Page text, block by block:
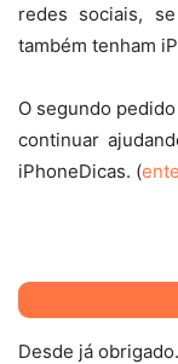
redes sociais,
também tenham
O segundo
continuar
iPhoneDicas. (
Desde já obrigado.